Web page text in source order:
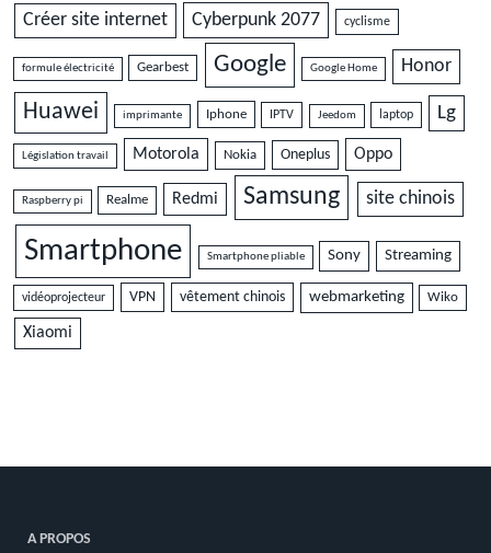
Créer site internet Cyberpunk 2077 cyclisme
formule électricité Gearbest Google Google Home Honor
Huawei imprimante Iphone IPTV Jeedom laptop Lg
Législation travail Motorola Nokia Oneplus Oppo
Raspberry pi Realme Redmi Samsung site chinois
Smartphone Smartphone pliable Sony Streaming
vidéoprojecteur VPN vêtement chinois webmarketing Wiko
Xiaomi
A PROPOS